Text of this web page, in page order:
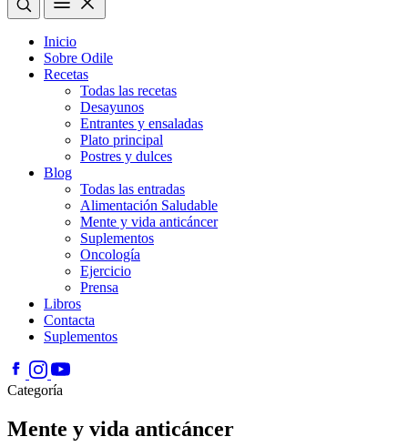
Inicio
Sobre Odile
Recetas
Todas las recetas
Desayunos
Entrantes y ensaladas
Plato principal
Postres y dulces
Blog
Todas las entradas
Alimentación Saludable
Mente y vida anticáncer
Suplementos
Oncología
Ejercicio
Prensa
Libros
Contacta
Suplementos
Categoría
Mente y vida anticáncer